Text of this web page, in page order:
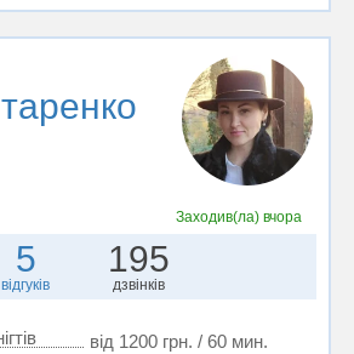
Заходив(ла) вчора
5
відгуків
195
дзвінків
від 1200 грн. / 60 мин.